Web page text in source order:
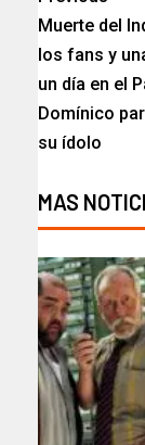
Muerte del
los fans y
un día en el
Domínico
su ídolo
MAS